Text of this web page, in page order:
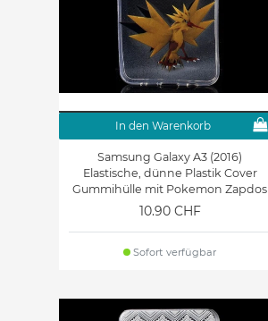
In den Warenkorb
Samsung Galaxy A3 (2016)
Elastische, dünne Plastik Cover
Gummihülle mit Pokemon Zapdos
10.90 CHF
Sofort verfügbar